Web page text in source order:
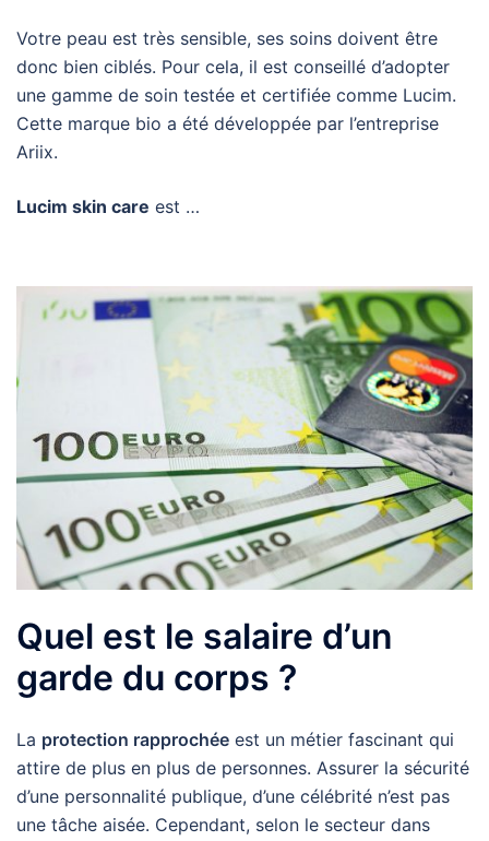
Votre peau est très sensible, ses soins doivent être
donc bien ciblés. Pour cela, il est conseillé d’adopter
une gamme de soin testée et certifiée comme Lucim.
Cette marque bio a été développée par l’entreprise
Ariix.
Lucim skin care est …
Quel est le salaire d’un
garde du corps ?
La protection rapprochée est un métier fascinant qui
attire de plus en plus de personnes. Assurer la sécurité
d’une personnalité publique, d’une célébrité n’est pas
une tâche aisée. Cependant, selon le secteur dans